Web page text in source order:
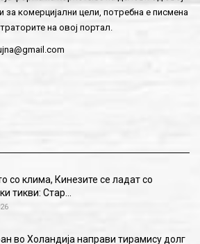
за комерцијални цели, потребна е писмена
на овој портал.
со клима, Кинезите се ладат со
тикви: Стар…
во Холандија направи тирамису долг